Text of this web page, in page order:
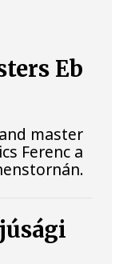
Eb
master
Ferenc a